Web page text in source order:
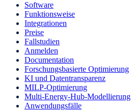
Software
Funktionsweise
Integrationen
Preise
Fallstudien
Anmelden
Documentation
Forschungsbasierte Optimierung
KI und Datentransparenz
MILP-Optimierung
Multi-Energy-Hub-Modellierung
Anwendungsfälle